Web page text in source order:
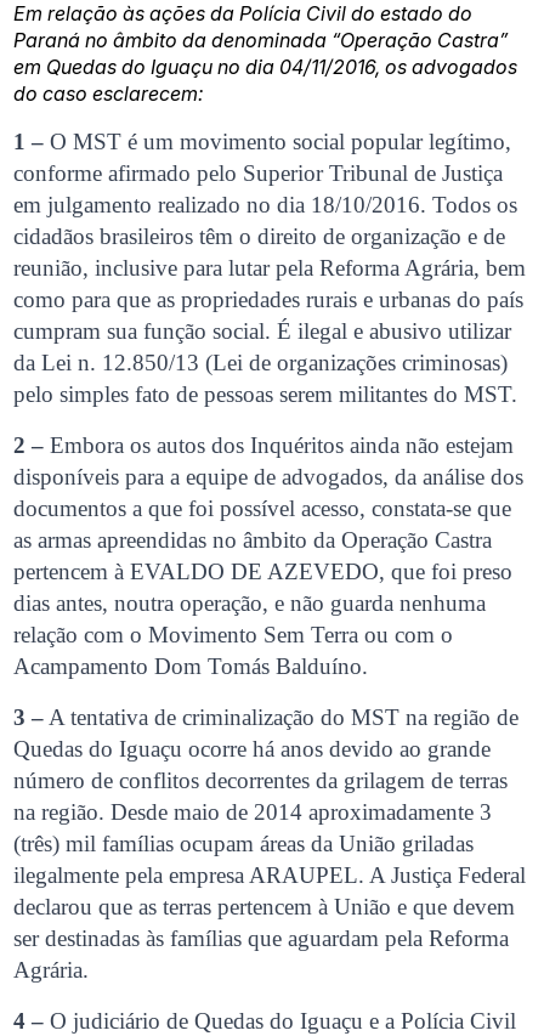
Em relação às ações da Polícia Civil do estado do
Paraná no âmbito da denominada “Operação Castra”
em Quedas do Iguaçu no dia 04/11/2016, os advogados
do caso esclarecem:
1 – O MST é um movimento social popular legítimo,
conforme afirmado pelo Superior Tribunal de Justiça
em julgamento realizado no dia 18/10/2016. Todos os
cidadãos brasileiros têm o direito de organização e de
reunião, inclusive para lutar pela Reforma Agrária, bem
como para que as propriedades rurais e urbanas do país
cumpram sua função social. É ilegal e abusivo utilizar
da Lei n. 12.850/13 (Lei de organizações criminosas)
pelo simples fato de pessoas serem militantes do MST.
2 – Embora os autos dos Inquéritos ainda não estejam
disponíveis para a equipe de advogados, da análise dos
documentos a que foi possível acesso, constata-se que
as armas apreendidas no âmbito da Operação Castra
pertencem à EVALDO DE AZEVEDO, que foi preso
dias antes, noutra operação, e não guarda nenhuma
relação com o Movimento Sem Terra ou com o
Acampamento Dom Tomás Balduíno.
3 –A tentativa de criminalização do MST na região de
Quedas do Iguaçu ocorre há anos devido ao grande
número de conflitos decorrentes da grilagem de terras
na região. Desde maio de 2014 aproximadamente 3
(três) mil famílias ocupam áreas da União griladas
ilegalmente pela empresa ARAUPEL. A Justiça Federal
declarou que as terras pertencem à União e que devem
ser destinadas às famílias que aguardam pela Reforma
Agrária.
4 – O judiciário de Quedas do Iguaçu e a Polícia Civil